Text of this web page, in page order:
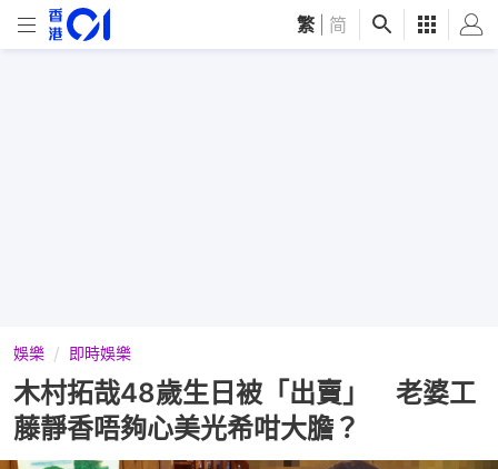
繁 简
娛樂 即時娛樂
木村拓哉48歲生日被「出賣」 老婆工
藤靜香唔夠心美光希咁大膽？